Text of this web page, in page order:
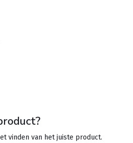
vinden van het juiste product.